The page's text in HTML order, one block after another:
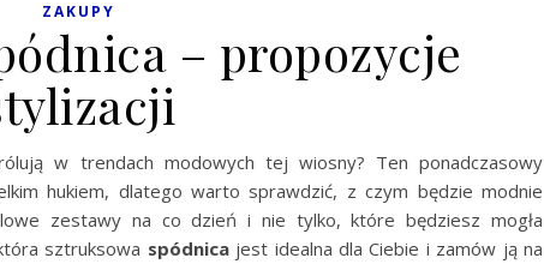
ZAKUPY
– propozycje
w trendach modowych tej wiosny? Ten ponadczasowy
hukiem, dlatego warto sprawdzić, z czym będzie modnie
zestawy na co dzień i nie tylko, które będziesz mogła
sztruksowa spódnicajest idealna dla Ciebie i zamów ją na